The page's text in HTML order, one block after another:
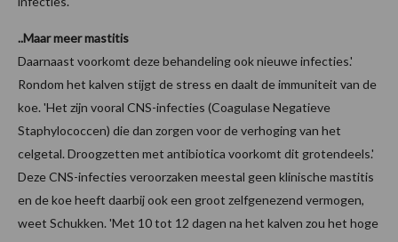
..Maar meer mastitis
Daarnaast voorkomt deze behandeling ook nieuwe infecties.'
Rondom het kalven stijgt de stress en daalt de immuniteit van de
koe. 'Het zijn vooral CNS-infecties (Coagulase Negatieve
Staphylococcen) die dan zorgen voor de verhoging van het
celgetal. Droogzetten met antibiotica voorkomt dit grotendeels.'
Deze CNS-infecties veroorzaken meestal geen klinische mastitis
en de koe heeft daarbij ook een groot zelfgenezend vermogen,
weet Schukken. 'Met 10 tot 12 dagen na het kalven zou het hoge